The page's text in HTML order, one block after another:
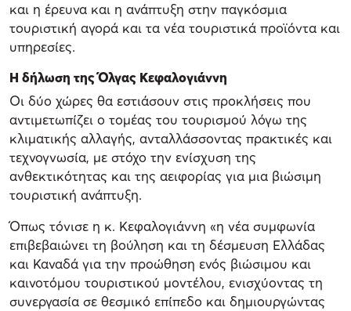
και η έρευνα και η ανάπτυξη στην παγκόσμια
τουριστική αγορά και τα νέα τουριστικά προϊόντα και
υπηρεσίες.
Η δήλωση της Όλγας Κεφαλογιάννη
Οι δύο χώρες θα εστιάσουν στις προκλήσεις που
αντιμετωπίζει ο τομέας του τουρισμού λόγω της
κλιματικής αλλαγής, ανταλλάσσοντας πρακτικές και
τεχνογνωσία, με στόχο την ενίσχυση της
ανθεκτικότητας και της αειφορίας για μια βιώσιμη
τουριστική ανάπτυξη.
Όπως τόνισε η κ. Κεφαλογιάννη «η νέα συμφωνία
επιβεβαιώνει τη βούληση και τη δέσμευση Ελλάδας
και Καναδά για την προώθηση ενός βιώσιμου και
καινοτόμου τουριστικού μοντέλου, ενισχύοντας τη
συνεργασία σε θεσμικό επίπεδο και δημιουργώντας